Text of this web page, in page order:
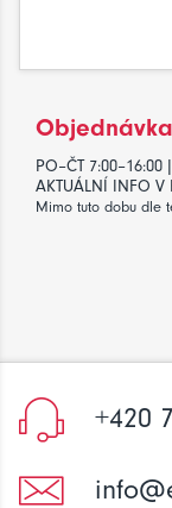
PO–ČT 7:00–16:00
AKTUÁLNÍ INFO V
Mimo tuto dobu dle
+420